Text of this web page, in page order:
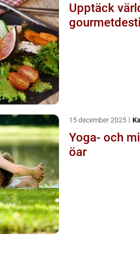
Upptäck
15 december 2025
Yoga- och
öar